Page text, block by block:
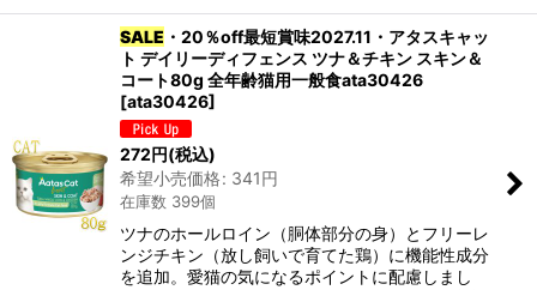
SALE ・20％off最短賞味2027.11・アタスキャッ
ト デイリーディフェンス ツナ＆チキン スキン＆
コート80g 全年齢猫用一般食ata30426
[ata30426]
272円(税込)
希望小売価格: 341円
在庫数 399個
ツナのホールロイン（胴体部分の身）とフリーレ
ンジチキン（放し飼いで育てた鶏）に機能性成分
を追加。愛猫の気になるポイントに配慮しまし